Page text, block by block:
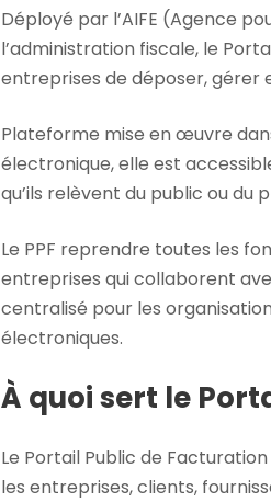
Déployé par l’AIFE (Agence
l’administration fiscale, le
entreprises de déposer, gérer
Plateforme mise en œuvre
électronique, elle est
qu’ils relèvent du public ou du
Le PPF reprendre toutes les
entreprises qui collaborent
centralisé pour les
électroniques.
À quoi sert le
Le Portail Public de
les entreprises, clients,